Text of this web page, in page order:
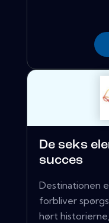
De seks
succes
Destinationen
forbliver
hørt